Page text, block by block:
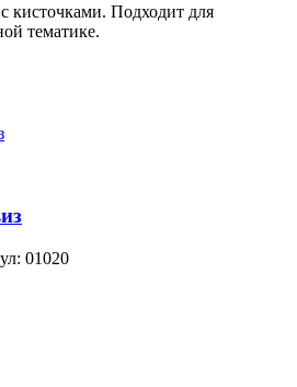
кисточками. Подходит для
тематике.
01020